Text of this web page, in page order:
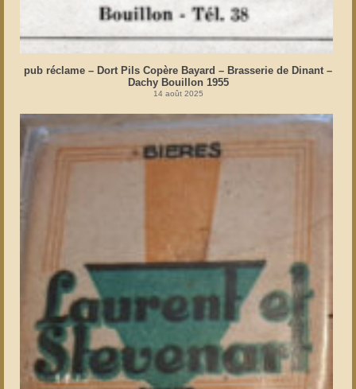
pub réclame – Dort Pils Copère Bayard – Brasserie de Dinant –
Dachy Bouillon 1955
14 août 2025